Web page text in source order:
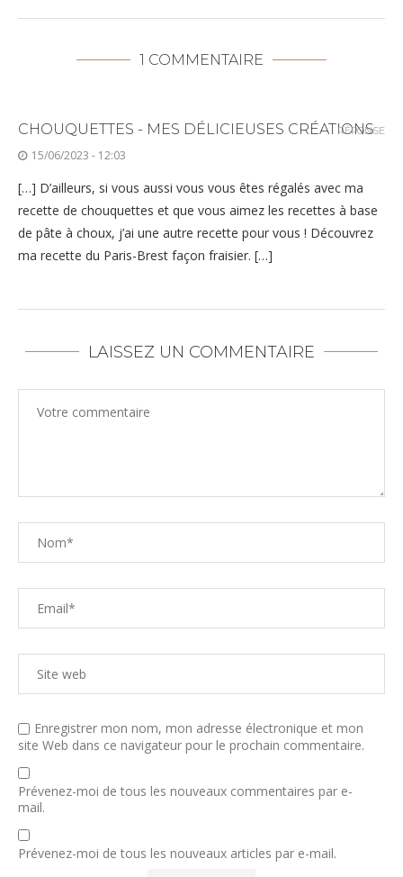
1 COMMENTAIRE
CHOUQUETTES - MES DÉLICIEUSES CRÉATIONS
15/06/2023 - 12:03
[…] D’ailleurs, si vous aussi vous vous êtes régalés avec ma
recette de chouquettes et que vous aimez les recettes à base
de pâte à choux, j’ai une autre recette pour vous ! Découvrez
ma recette du Paris-Brest façon fraisier. […]
RÉPONSE
LAISSEZ UN COMMENTAIRE
Enregistrer mon nom, mon adresse électronique et mon
site Web dans ce navigateur pour le prochain commentaire.
Prévenez-moi de tous les nouveaux commentaires par e-
mail.
Prévenez-moi de tous les nouveaux articles par e-mail.